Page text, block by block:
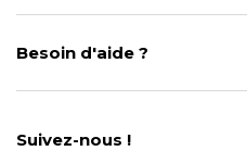
Besoin d'aide ?
Contact
Gestion des cookies
Suivez-nous !